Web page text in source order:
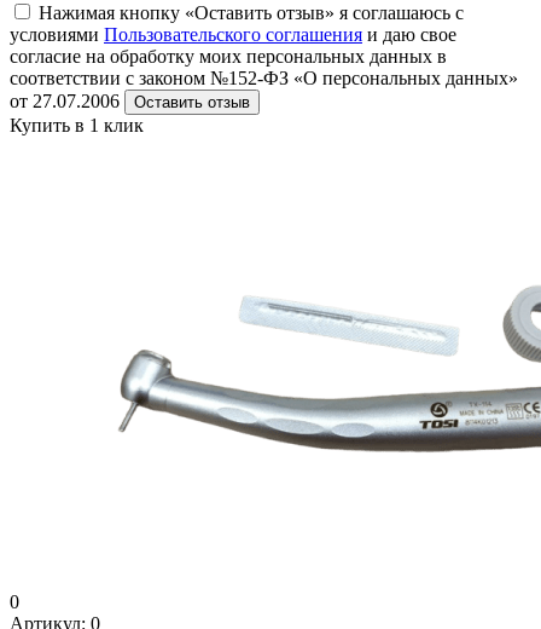
Нажимая кнопку «Оставить отзыв» я соглашаюсь с
условиями Пользовательского соглашения и даю свое
согласие на обработку моих персональных данных в
соответствии с законом №152-ФЗ «О персональных данных»
от 27.07.2006
Оставить отзыв
Купить в 1 клик
0
Артикул: 0